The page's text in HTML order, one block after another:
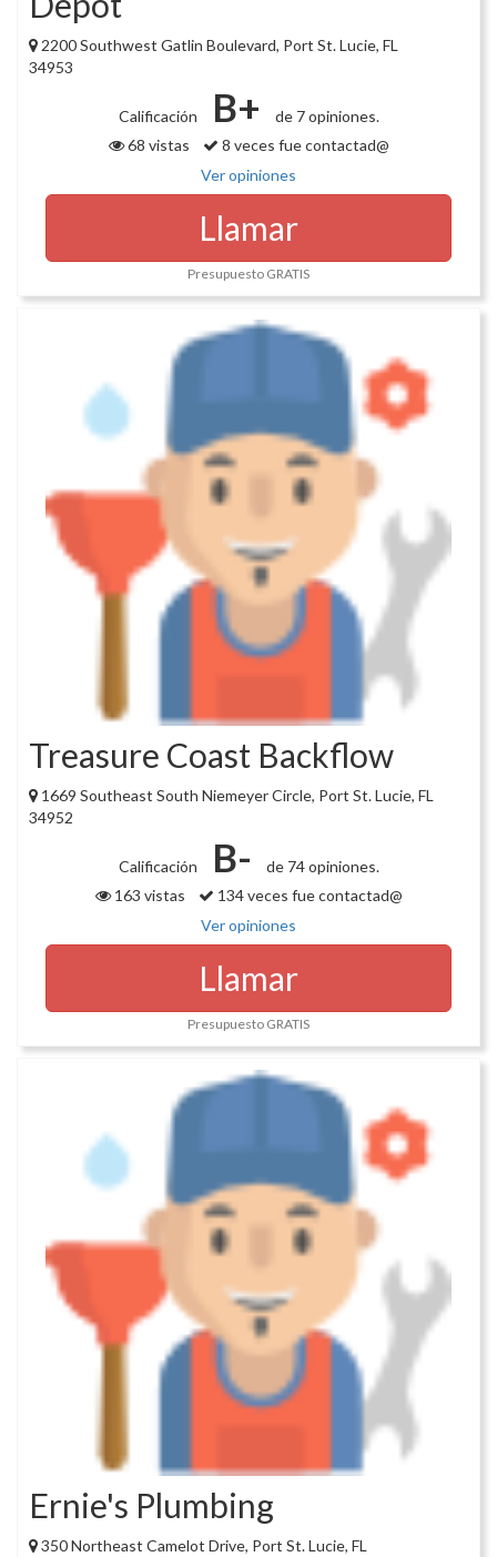
2200 Southwest Gatlin Boulevard, Port St. Lucie, FL
34953
Calificación B+
de 7 opiniones.
68 vistas
8 veces fue contactad@
Ver opiniones
Llamar
Presupuesto GRATIS
Treasure Coast Backflow
1669 Southeast South Niemeyer Circle, Port St. Lucie, FL
34952
Calificación B-
de 74 opiniones.
163 vistas
134 veces fue contactad@
Ver opiniones
Llamar
Presupuesto GRATIS
Ernie's Plumbing
350 Northeast Camelot Drive, Port St. Lucie, FL